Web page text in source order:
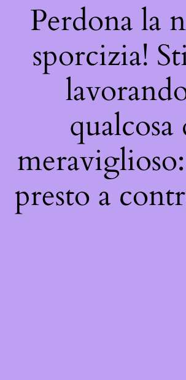
Perdona la
sporcizia!
qualcosa
presto a